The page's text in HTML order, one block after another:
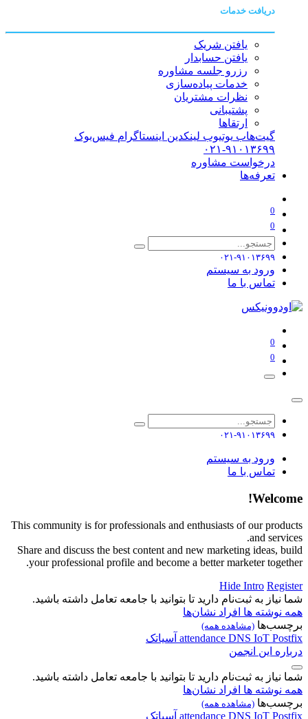
دریافت خدمات
یافتن شریک
یافتن حسابدار
رزرو جلسه مشاوره
خدمات پیاده‌سازی
نظرات مشتریان
پشتیبانی
ارتقاها
گیت‌هاب یوتیوب لینکدین اینستاگرام فیس‌بوک
۰۲۱-۹۱۰۱۳۶۹۹
درخواست مشاوره
تعرفه‌ها
0
0
۰۲۱-۹۱۰۱۳۶۹۹
ورود به سیستم
تماس با ما
0
0
۰۲۱-۹۱۰۱۳۶۹۹
ورود به سیستم
تماس با ما
Welcome!
This community is for professionals and enthusiasts of our products
and services.
Share and discuss the best content and new marketing ideas, build
your professional profile and become a better marketer together.
Hide Intro Register
شما نیاز به ثبت‌نام دارید تا بتوانید با جامعه تعامل داشته باشید.
همه نوشته ها افراد نشان‌ها
برچسب‌ها (مشاهده همه)
attendance DNS IoT Postfix
آسیاتک
درباره این انجمن
شما نیاز به ثبت‌نام دارید تا بتوانید با جامعه تعامل داشته باشید.
همه نوشته ها افراد نشان‌ها
برچسب‌ها (مشاهده همه)
attendance DNS IoT Postfix آسیاتک